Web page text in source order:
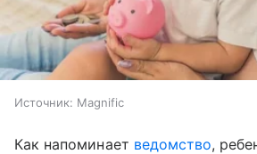
Источник: Magnific
Как напоминает ведомство,